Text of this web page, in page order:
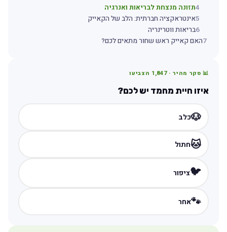
תזונה מנצחת לבריאות ואנרגיה
אינטראקציה חברתית: הלב של הקאייק
6בריאות ווטרינריה
7האם קאייק ראש שחור מתאים לכם?
📊 סקר מהיר · 1,847הצביעו
איזו חיית מחמד יש לכם?
🐶כלב
🐱חתול
🐦ציפור
🐾אחר